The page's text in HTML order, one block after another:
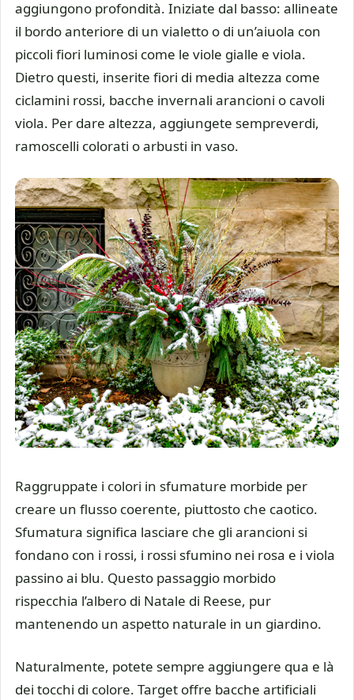
aggiungono profondità. Iniziate dal basso: allineate
il bordo anteriore di un vialetto o di un’aiuola con
piccoli fiori luminosi come le viole gialle e viola.
Dietro questi, inserite fiori di media altezza come
ciclamini rossi, bacche invernali arancioni o cavoli
viola. Per dare altezza, aggiungete sempreverdi,
ramoscelli colorati o arbusti in vaso.
Raggruppate i colori in sfumature morbide per
creare un flusso coerente, piuttosto che caotico.
Sfumatura significa lasciare che gli arancioni si
fondano con i rossi, i rossi sfumino nei rosa e i viola
passino ai blu. Questo passaggio morbido
rispecchia l’albero di Natale di Reese, pur
mantenendo un aspetto naturale in un giardino.
Naturalmente, potete sempre aggiungere qua e là
dei tocchi di colore. Target offre bacche artificiali